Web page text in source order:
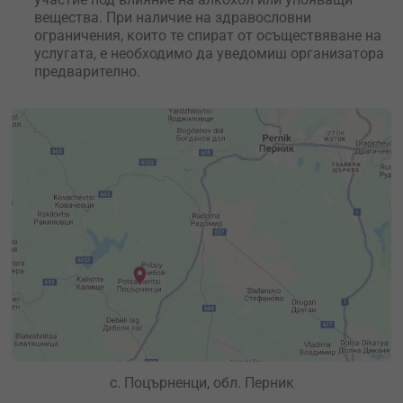
последната загребана кофа!
Багерът Джеси те чака – качи се и усети мощта му на
живо!
вещества. При наличие на здравословни
ограничения, които те спират от осъществяване на
услугата, е необходимо да уведомиш организатора
предварително.
с. Поцърненци, обл. Перник